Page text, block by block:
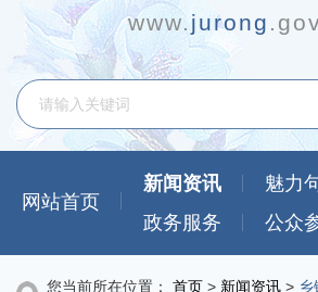
www.jurong
网站首页
新闻资讯 魅力
政务服务
公众
您当前所在位置： 首页 > 新闻资讯 >